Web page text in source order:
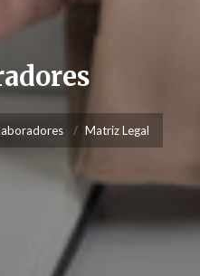
Matriz Legal